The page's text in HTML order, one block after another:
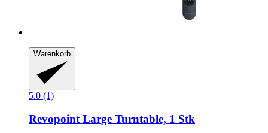
Warenkorb
5.0 (1)
Revopoint Large Turntable, 1 Stk